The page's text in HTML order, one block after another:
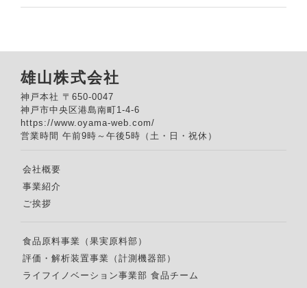
雄山株式会社
神戸本社 〒650-0047
神戸市中央区港島南町1-4-6
https://www.oyama-web.com/
営業時間 午前9時～午後5時（土・日・祝休）
会社概要
事業紹介
ご挨拶
食品原料事業（果実原料部）
評価・解析装置事業（計測機器部）
ライフイノベーション事業部 食品チーム